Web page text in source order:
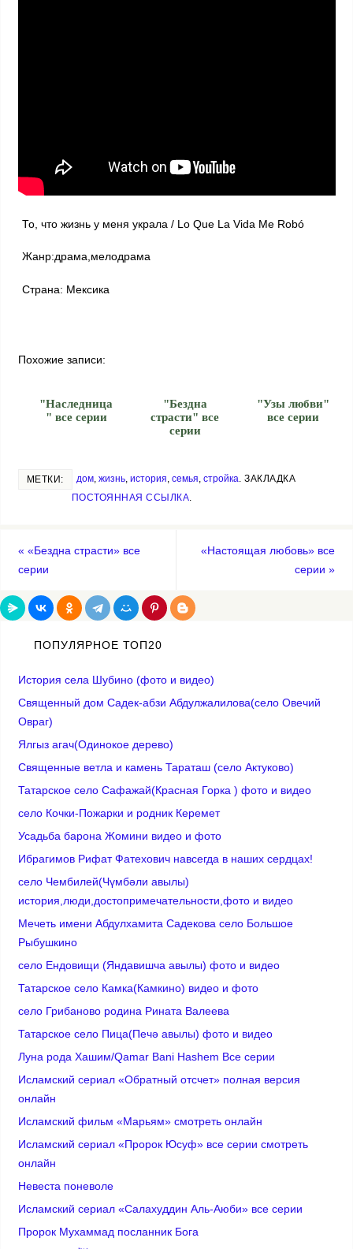
То, что жизнь у меня украла / Lo Que La Vida Me Robó
Жанр:драма,мелодрама
Страна: Мексика
Похожие записи:
"Наследница
" все серии
"Бездна
страсти" все
серии
"Узы любви"
все серии
МЕТКИ: дом, жизнь, история, семья, стройка. ЗАКЛАДКА
ПОСТОЯННАЯ ССЫЛКА.
« «Бездна страсти» все
серии
«Настоящая любовь» все
серии»
ПОПУЛЯРНОЕ ТОП20
История села Шубино (фото и видео)
Священный дом Садек-абзи Абдулжалилова(село Овечий
Овраг)
Ялгыз агач(Одинокое дерево)
Cвященные ветла и камень Тараташ (село Актуково)
Татарское село Сафажай(Красная Горка ) фото и видео
село Кочки-Пожарки и родник Керемет
Усадьба барона Жомини видео и фото
Ибрагимов Рифат Фатехович навсегда в наших сердцах!
село Чембилей(Чүмбәли авылы)
история,люди,достопримечательности,фото и видео
Мечеть имени Абдулхамита Садекова село Большое
Рыбушкино
село Ендовищи (Яндавишча авылы) фото и видео
Татарское село Камка(Камкино) видео и фото
село Грибаново родина Рината Валеева
Татарское село Пица(Печә авылы) фото и видео
Луна рода Хашим/Qamar Bani Hashem Все серии
Исламский сериал «Обратный отсчет» полная версия
онлайн
Исламский фильм «Марьям» смотреть онлайн
Исламский сериал «Пророк Юсуф» все серии смотреть
онлайн
Невеста поневоле
Исламский сериал «Салахуддин Аль-Аюби» все серии
Пророк Мухаммад посланник Бога